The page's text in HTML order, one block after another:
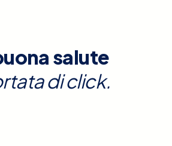
salute
di click.